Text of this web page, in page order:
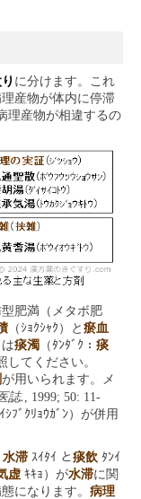
に分けます。これ
産物が体内に停滞
理産物が相違するの
肥満（メタボ肥
（ｼｮｸｼｬｸ）と 瘀血
痰濁 （ﾀﾝﾀﾞｸ： 痰
してください。
が用いられます。メ
誌.
, 1999; 50: 11-
ｼﾌﾞｸﾘｮｳｶﾞﾝ）が併用
水滞 ｽｲﾀｲ と 痰飲 ﾀﾝｲ
虚 ｷｷｮ）が水滞に関
になります。 病理